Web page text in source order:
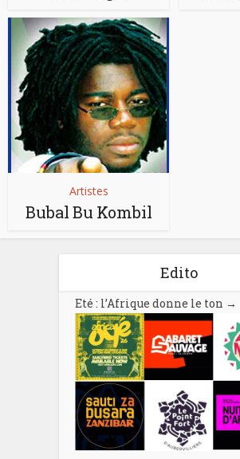
Artistes
Bubal Bu Kombil
Edito
Eté : l’Afrique donne le ton →